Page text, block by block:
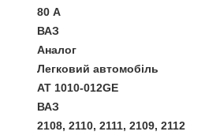
80 А
ВАЗ
Аналог
Легковий автомобіль
AT 1010-012GE
ВАЗ
2108, 2110, 2111, 2109, 2112